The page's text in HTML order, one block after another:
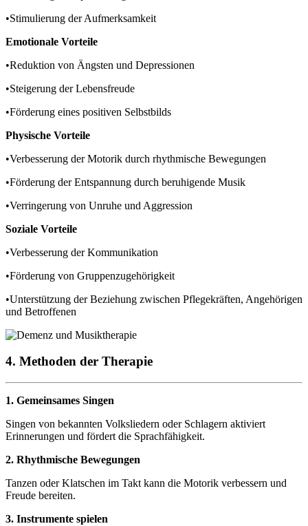
•Stimulierung der Aufmerksamkeit
Emotionale Vorteile
•Reduktion von Ängsten und Depressionen
•Steigerung der Lebensfreude
•Förderung eines positiven Selbstbilds
Physische Vorteile
•Verbesserung der Motorik durch rhythmische Bewegungen
•Förderung der Entspannung durch beruhigende Musik
•Verringerung von Unruhe und Aggression
Soziale Vorteile
•Verbesserung der Kommunikation
•Förderung von Gruppenzugehörigkeit
•Unterstützung der Beziehung zwischen Pflegekräften, Angehörigen
und Betroffenen
4. Methoden der Therapie
1. Gemeinsames Singen
Singen von bekannten Volksliedern oder Schlagern aktiviert
Erinnerungen und fördert die Sprachfähigkeit.
2. Rhythmische Bewegungen
Tanzen oder Klatschen im Takt kann die Motorik verbessern und
Freude bereiten.
3. Instrumente spielen